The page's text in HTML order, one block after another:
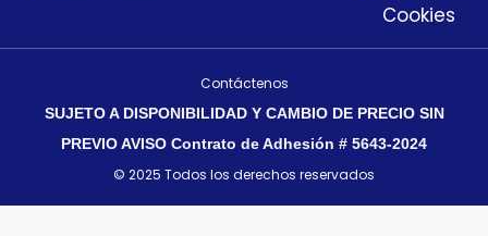
Cookies
© 2025 Todos los derechos reservados
SUJETO A DISPONIBILIDAD Y CAMBIO DE PRECIO SIN
PREVIO AVISO Contrato de Adhesión # 5643-2024
Contáctenos